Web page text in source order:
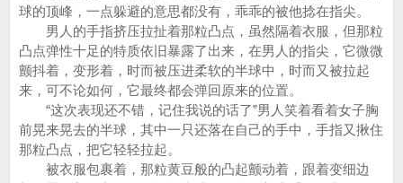
球的顶峰，一点躲避的意思都没有，乖乖的被他捻在指尖。
男人的手指挤压拉扯着那粒凸点，虽然隔着衣服，但那粒
凸点弹性十足的特质依旧暴露了出来，在男人的指尖，它微微
颤抖着，变形着，时而被压进柔软的半球中，时而又被拉起
来，可不论如何，它最终都会弹回原来的位置。
“这次表现还不错，记住我说的话了”男人笑着看着女子胸
前晃来晃去的半球，其中一只还落在自己的手中，手指又揪住
那粒凸点，把它轻轻拉起。
被衣服包裹着，那粒黄豆般的凸起颤动着，跟着变细边